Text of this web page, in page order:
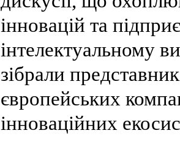
інновацій та
інтелектуальному
зібрали
європейських
інноваційних